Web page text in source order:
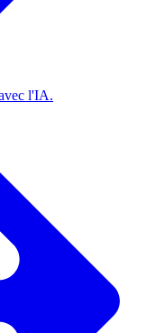
l'IA.